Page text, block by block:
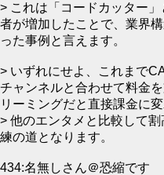
> これは「コードカッター
者が増加したことで、業界
った事例と言えます。
> いずれにせよ、これまで
チャンネルと合わせて料金
リーミングだと直接課金に
> 他のエンタメと比較して
練の道となります。
434:名無しさん＠恐縮です